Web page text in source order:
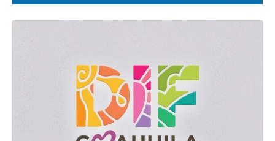
EL EXACTO
EXA INFORMA
CONTEXTOS
TRAYECTO LAGUNA
DIÁLOGOS CON LA HISTORIA
TWEETS AND BEATS
ACTUALIDADES GREM